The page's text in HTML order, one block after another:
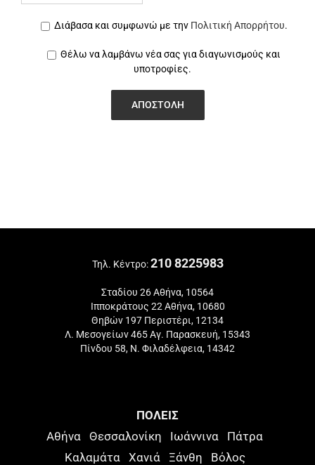
Διάβασα και συμφωνώ με την Πολιτική Απορρήτου.
Θέλω να λαμβάνω νέα σας για διαγωνισμούς και
υποτροφίες.
Τηλ. Κέντρο:210 8225983
Σταδίου 26 Αθήνα, 10564
Ιπποκράτους 22 Αθήνα, 10680
Θηβών 197 Περιστέρι, 12134
Λ. Μεσογείων 465 Αγ. Παρασκευή, 15343
Πίνδου 58, Ν. Φιλαδέλφεια, 14342
ΠΟΛΕΙΣ
Αθήνα Θεσσαλονίκη Ιωάννινα
Πάτρα
Καλαμάτα
Χανιά Ξάνθη Βόλος